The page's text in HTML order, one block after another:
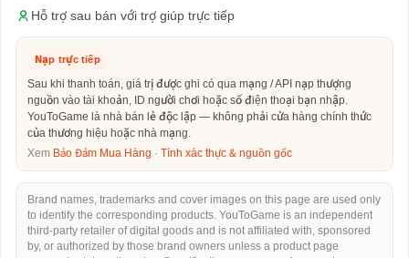
Hỗ trợ sau bán với trợ giúp trực tiếp
Nạp trực tiếp
Sau khi thanh toán, giá trị được ghi có qua mạng / API nạp thượng
nguồn vào tài khoản, ID người chơi hoặc số điện thoại bạn nhập.
YouToGame là nhà bán lẻ độc lập — không phải cửa hàng chính thức
của thương hiệu hoặc nhà mạng.
Xem Bảo Đảm Mua Hàng · Tính xác thực & nguồn gốc
Brand names, trademarks and cover images on this page are used only
to identify the corresponding products. YouToGame is an independent
third-party retailer of digital goods and is not affiliated with, sponsored
by, or authorized by those brand owners unless a product page